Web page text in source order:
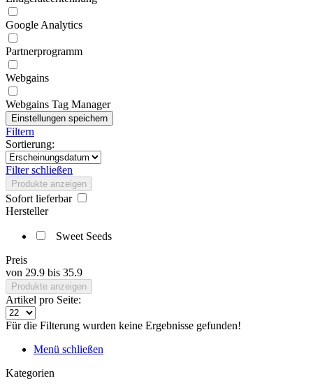
Google Analytics
Partnerprogramm
Webgains
Webgains Tag Manager
Filtern
Sortierung:
Filter schließen
Produkte anzeigen
Sofort lieferbar
Hersteller
Sweet Seeds
Preis
von 29.9 bis 35.9
Produkte anzeigen
Artikel pro Seite:
Für die Filterung wurden keine Ergebnisse gefunden!
Menü schließen
Kategorien